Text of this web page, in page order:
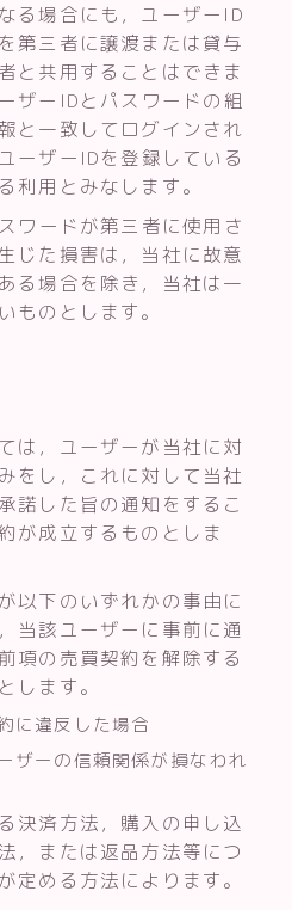
る場合にも，ユーザーID
第三者に譲渡または貸与
と共用することはできま
ザーIDとパスワードの組
と一致してログインされ
ーザーIDを登録している
利用とみなします。
ワードが第三者に使用さ
じた損害は，当社に故意
る場合を除き，当社は一
ものとします。
は，ユーザーが当社に対
をし，これに対して当社
諾した旨の通知をするこ
が成立するものとしま
以下のいずれかの事由に
当該ユーザーに事前に通
項の売買契約を解除する
します。
に違反した場合
ザーの信頼関係が損なわれ
決済方法，購入の申し込
，または返品方法等につ
定める方法によります。